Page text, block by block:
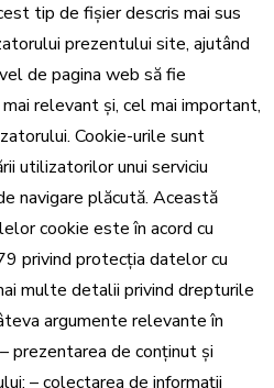
tip de fișier descris mai sus
prezentului site, ajutând
de pagina web să fie
relevant și, cel mai important,
Cookie-urile sunt
utilizatorilor unui serviciu
navigare plăcută. Această
cookie este în acord cu
privind protecția datelor cu
multe detalii privind drepturile
argumente relevante în
prezentarea de conținut și
– colectarea de informații